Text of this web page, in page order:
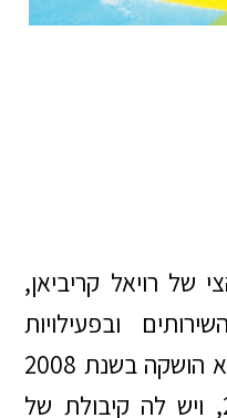
של רויאל קריביאן,
ובפעילויות
המיוחדות שהיא מציעה. היא הושקה בשנת 2008
ועברה שדרוג בשנת 2018, ויש לה קיבולת של